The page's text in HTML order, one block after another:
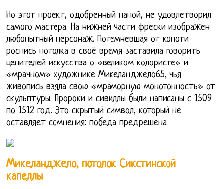
Но этот проект, одобренный папой, не удовлетворил
самого мастера. На нижней части фрески изображен
любопытный персонаж. Потемневшая от копоти
роспись потолка в своё время заставила говорить
ценителей искусства о «великом колористе» и
«мрачном» художнике Микеланджело65, чья
живопись взяла свою «мраморную монотонность» от
скульптуры. Пророки и сивиллы были написаны с 1509
по 1512 год. Это скрытый символ, который не
оставляет сомнения: победа предрешена.
Микеланджело, потолок Сикстинской
капеллы